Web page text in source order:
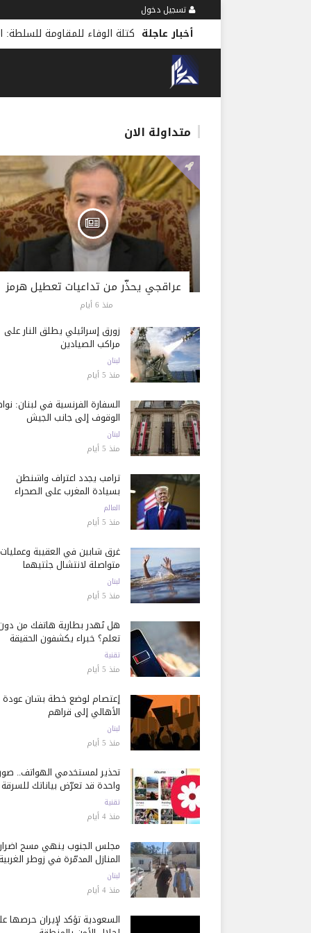
تسجيل دخول
أخبار عاجلة كتلة الوفاء للمقاومة للسلطة:
متداولة الان
عراقجي يحذّر من تداعيات تعطيل هرمز
منذ 6 أيام
زورق إسرائيلي يطلق النار على
مراكب الصيادين
لبنان
منذ 5 أيام
السفارة الفرنسية في لبنان:
الوقوف إلى جانب الجيش
لبنان
منذ 5 أيام
ترامب يجدد اعتراف واشنطن
بسيادة المغرب على الصحراء
العالم
منذ 5 أيام
غرق شابين في العقيبة وعمليات
متواصلة لانتشال جثتيهما
لبنان
منذ 5 أيام
هل تُهدر بطارية هاتفك من
تعلم؟ خبراء يكشفون الحقيقة
تقنية
منذ 5 أيام
إعتصام لوضع خطة بشأن عودة
الأهالي إلى قراهم
لبنان
منذ 5 أيام
تحذير لمستخدمي الهواتف..
واحدة قد تعرّض بياناتك للسرقة
تقنية
منذ 4 أيام
مجلس الجنوب ينهي مسح أضرار
المنازل المدمّرة في زوطر الغربية
لبنان
منذ 4 أيام
السعودية تؤكد لإيران حرصها